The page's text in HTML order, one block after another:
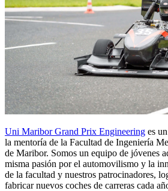
Uni Maribor Grand Prix Engineering es
la mentoría de la Facultad de Ingeniería
de Maribor. Somos un equipo de jóvenes
misma pasión por el automovilismo y la
de la facultad y nuestros patrocinadores,
fabricar nuevos coches de carreras cada